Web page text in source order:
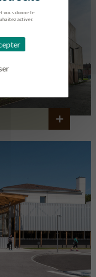
vous donne le
activer.